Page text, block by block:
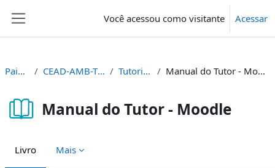
Você acessou como visitante Acessar
Painel CEAD-AMB-TUT Tutoriais Manual do Tutor - Moodle
Manual do Tutor - Moodle
Livro Mais